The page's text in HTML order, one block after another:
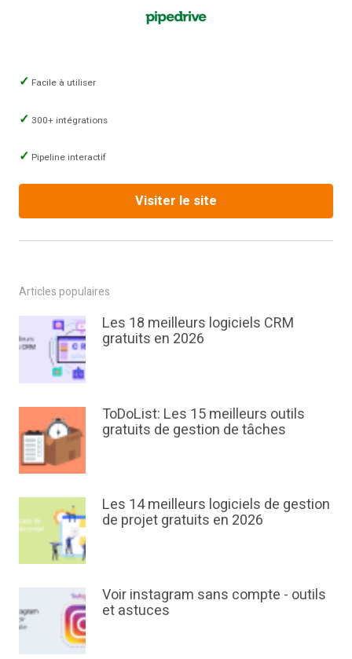
Facile à utiliser
300+ intégrations
Pipeline interactif
Visiter le site
Articles populaires
Les 18 meilleurs logiciels CRM
gratuits en 2026
ToDoList: Les 15 meilleurs outils
gratuits de gestion de tâches
Les 14 meilleurs logiciels de gestion
de projet gratuits en 2026
Voir instagram sans compte - outils
et astuces